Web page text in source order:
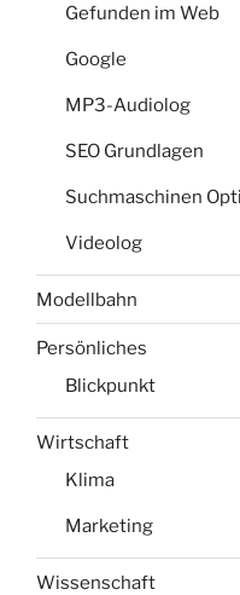
Gefunden im Web
Google
MP3-Audiolog
SEO Grundlagen
Suchmaschinen
Videolog
Modellbahn
Persönliches
Blickpunkt
Wirtschaft
Klima
Marketing
Wissenschaft